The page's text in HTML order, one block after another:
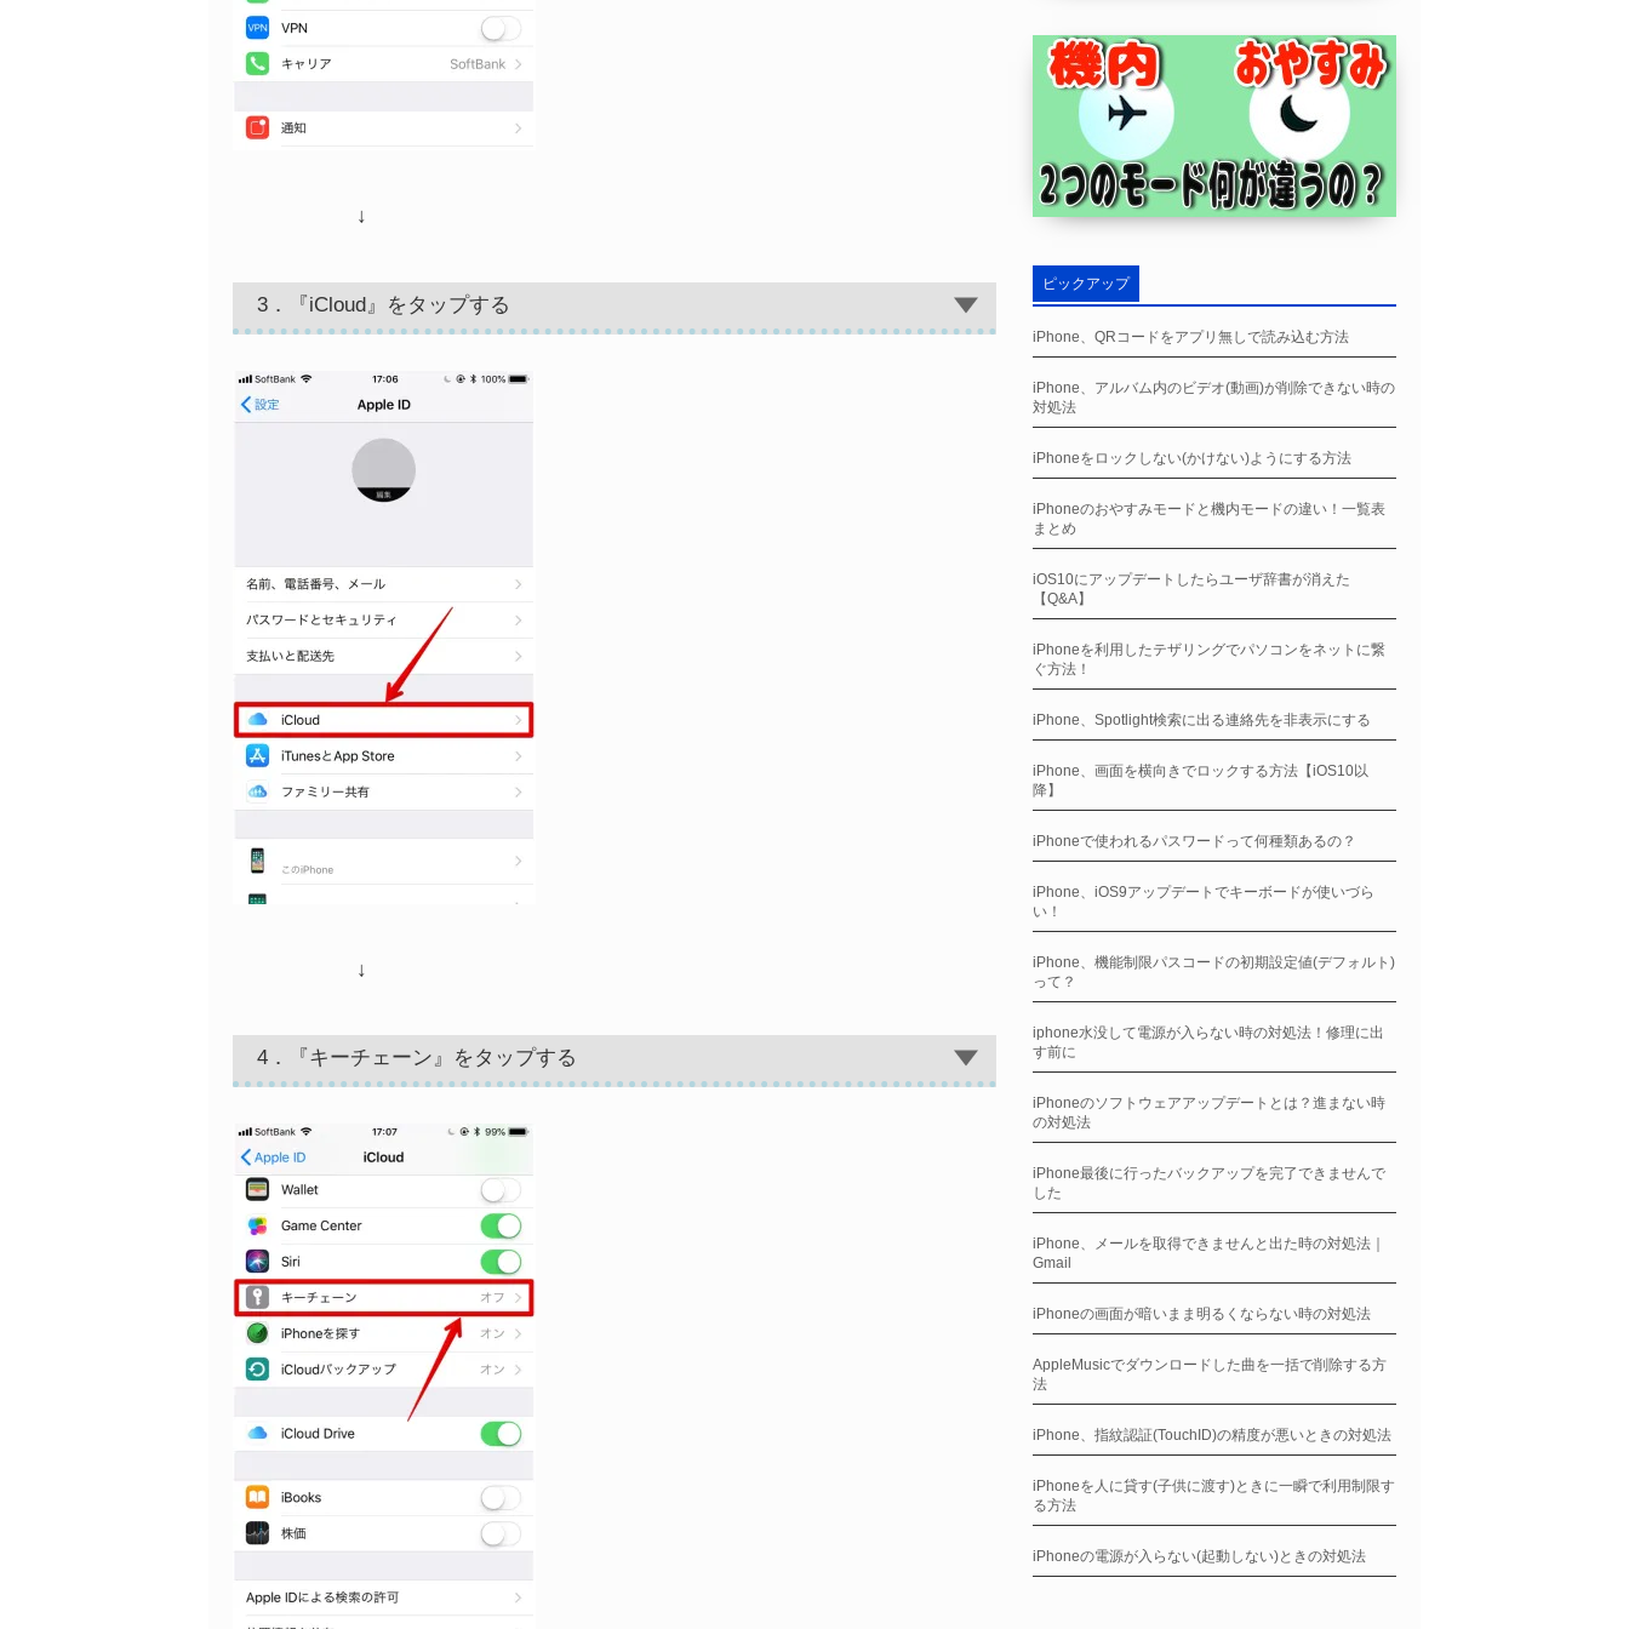
↓
3．『iCloud』をタップする
↓
4．『キーチェーン』をタップする
ピックアップ
iPhone、QRコードをアプリ無しで読み込む方法
iPhone、アルバム内のビデオ(動画)が削除できない時の
対処法
iPhoneをロックしない(かけない)ようにする方法
iPhoneのおやすみモードと機内モードの違い！一覧表
まとめ
iOS10にアップデートしたらユーザ辞書が消えた
【Q&A】
iPhoneを利用したテザリングでパソコンをネットに繋
ぐ方法！
iPhone、Spotlight検索に出る連絡先を非表示にする
iPhone、画面を横向きでロックする方法【iOS10以
降】
iPhoneで使われるパスワードって何種類あるの？
iPhone、iOS9アップデートでキーボードが使いづら
い！
iPhone、機能制限パスコードの初期設定値(デフォルト)
って？
iphone水没して電源が入らない時の対処法！修理に出
す前に
iPhoneのソフトウェアアップデートとは？進まない時
の対処法
iPhone最後に行ったバックアップを完了できませんで
した
iPhone、メールを取得できませんと出た時の対処法｜
Gmail
iPhoneの画面が暗いまま明るくならない時の対処法
AppleMusicでダウンロードした曲を一括で削除する方
法
iPhone、指紋認証(TouchID)の精度が悪いときの対処法
iPhoneを人に貸す(子供に渡す)ときに一瞬で利用制限す
る方法
iPhoneの電源が入らない(起動しない)ときの対処法